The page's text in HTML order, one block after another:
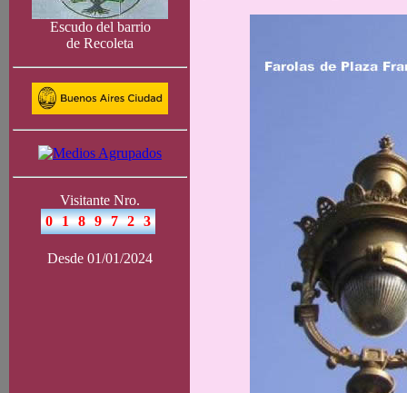
Escudo del barrio
de Recoleta
Visitante Nro.
Desde 01/01/2024